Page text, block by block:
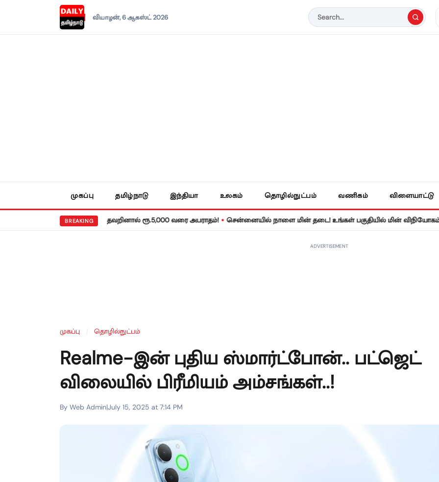
வியாழன், 6 ஆகஸ்ட் 2026
முகப்பு தமிழ்நாடு இந்தியா உலகம் தொழில்நுட்பம் வணிகம் விளையாட்டு
BREAKING
31 காலக்கெடு – தவறினால் ரூ.5,000 வரை அபராதம்! • சென்னையில் நாளை மின் தடை! உங்கள் பகுதியில் மின் விநியோகம்
ADVERTISEMENT
முகப்பு தொழில்நுட்பம்
Realme-இன் புதிய ஸ்மார்ட்போன்.. பட்ஜெட்
விலையில் பிரீமியம் அம்சங்கள்..!
By Web Admin|July 15, 2025 at 7:14 PM